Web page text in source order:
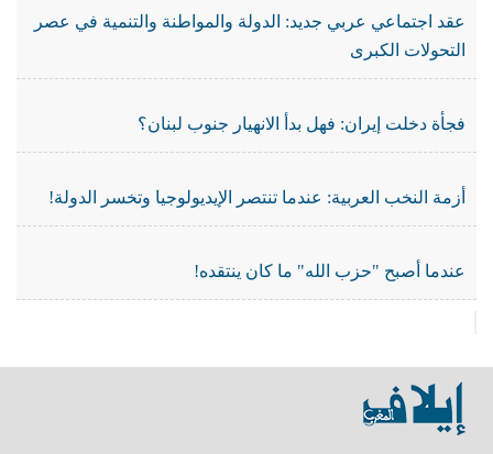
عقد اجتماعي عربي جديد: الدولة والمواطنة والتنمية في عصر
التحولات الكبرى
فجأة دخلت إيران: فهل بدأ الانهيار جنوب لبنان؟
أزمة النخب العربية: عندما تنتصر الإيديولوجيا وتخسر الدولة!
عندما أصبح "حزب الله" ما كان ينتقده!